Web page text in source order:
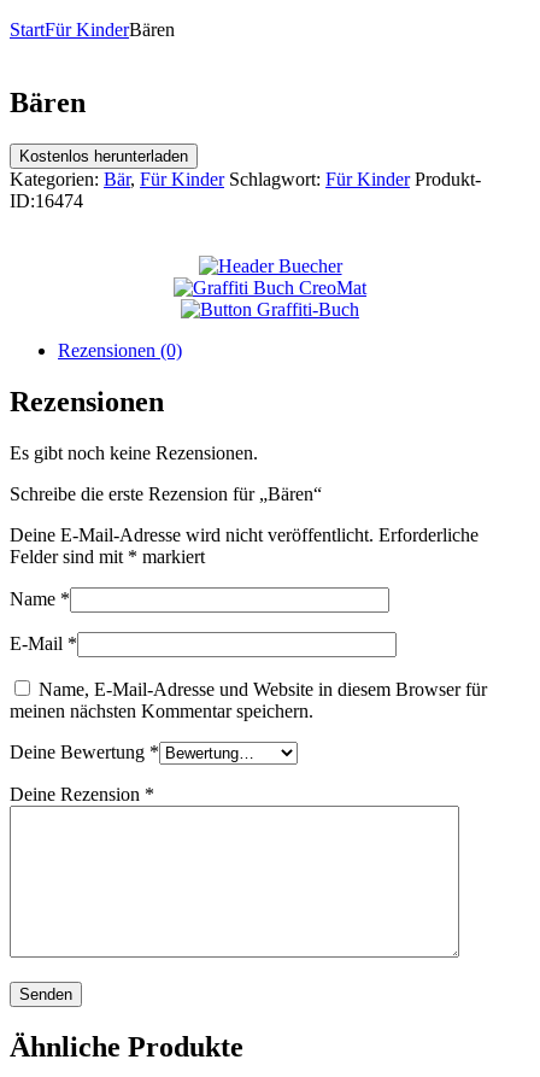
StartFür KinderBären
Bären
Kostenlos herunterladen
Kategorien: Bär, Für Kinder Schlagwort: Für Kinder Produkt-
ID:16474
Rezensionen (0)
Rezensionen
Es gibt noch keine Rezensionen.
Schreibe die erste Rezension für „Bären“
Deine E-Mail-Adresse wird nicht veröffentlicht. Erforderliche
Felder sind mit * markiert
Name *
E-Mail *
Name, E-Mail-Adresse und Website in diesem Browser für
meinen nächsten Kommentar speichern.
Deine Bewertung *
Deine Rezension *
Ähnliche Produkte